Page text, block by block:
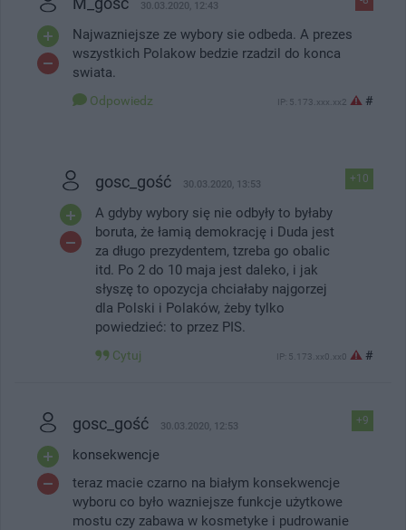
30.03.2020, 12:43
Najwazniejsze ze wybory sie odbeda. A prezes
wszystkich Polakow bedzie rzadzil do konca
swiata.
Odpowiedz IP: 5.173.xxx.xx2 #
+10
gosc_gość 30.03.2020, 13:53
A gdyby wybory się nie odbyły to byłaby
boruta, że łamią demokrację i Duda jest
za długo prezydentem, tzreba go obalic
itd. Po 2 do 10 maja jest daleko, i jak
słyszę to opozycja chciałaby najgorzej
dla Polski i Polaków, żeby tylko
powiedzieć: to przez PIS.
Cytuj IP: 5.173.xx0.xx0 #
+9
gosc_gość 30.03.2020, 12:53
konsekwencje
teraz macie czarno na białym konsekwencje
wyboru co było wazniejsze funkcje użytkowe
mostu czy zabawa w kosmetyke i pudrowanie